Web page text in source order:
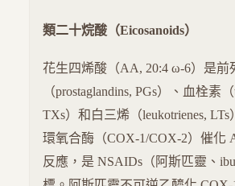
類二十烷酸（Eicosanoids）
花生四烯酸（AA, 20:4 ω-6）是前
（prostaglandins, PGs）、血栓素
TXs）和白三烯（leukotrienes, LTs
環氧合酶（COX-1/COX-2）催化
反應，是 NSAIDs（阿斯匹靈、